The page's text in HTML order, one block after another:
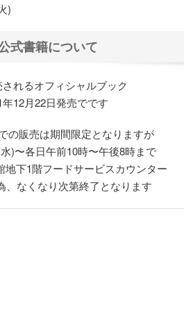
)
式書籍について
れるオフィシャルブック
年12月22日発売でです
の販売は期間限定となりますが
)〜各日午前10時〜午後8時まで
地下1階フードサービスカウンター
、なくなり次第終了となります